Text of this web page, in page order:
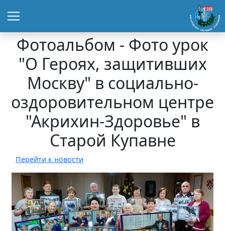
Фотоальбом - Фото урок
"О Героях, защитивших
Москву" в социально-
оздоровительном центре
"Акрихин-Здоровье" в
Старой Купавне
Перейти к новости